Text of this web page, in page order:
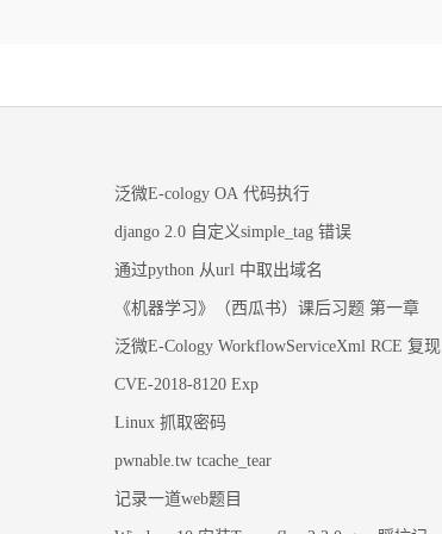
泛微E-cology OA 代码执行
django 2.0 自定义simple_tag 错误
通过python 从url 中取出域名
《机器学习》（西瓜书）课后习题 第一章
泛微E-Cology WorkflowServiceXml RCE 复现
CVE-2018-8120 Exp
Linux 抓取密码
pwnable.tw tcache_tear
记录一道web题目